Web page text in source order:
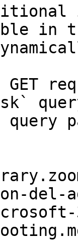
in
GET
del-